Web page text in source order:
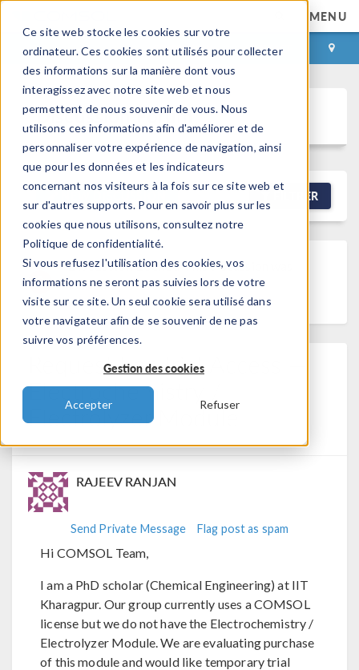
Ce site web stocke les cookies sur votre
ordinateur. Ces cookies sont utilisés pour collecter
des informations sur la manière dont vous
interagissez avec notre site web et nous
permettent de nous souvenir de vous. Nous
utilisons ces informations afin d'améliorer et de
personnaliser votre expérience de navigation, ainsi
que pour les données et les indicateurs
concernant nos visiteurs à la fois sur ce site web et
sur d'autres supports. Pour en savoir plus sur les
cookies que nous utilisons, consultez notre
Politique de confidentialité.
Si vous refusez l'utilisation des cookies, vos
informations ne seront pas suivies lors de votre
visite sur ce site. Un seul cookie sera utilisé dans
votre navigateur afin de se souvenir de ne pas
suivre vos préférences.
Gestion des cookies
Accepter Refuser
MENU
CONNEXION CONTACT
Discussion Forum
FILTRER
Discussion Locked This discussion was
locked by a forum moderator.
Request For Trial Access —
Electrochemistry /
Electrolyzer Module
RAJEEV RANJAN
Send Private Message Flag post as spam
Hi COMSOL Team,
I am a PhD scholar (Chemical Engineering) at IIT
Kharagpur. Our group currently uses a COMSOL
license but we do not have the Electrochemistry /
Electrolyzer Module. We are evaluating purchase
of this module and would like temporary trial